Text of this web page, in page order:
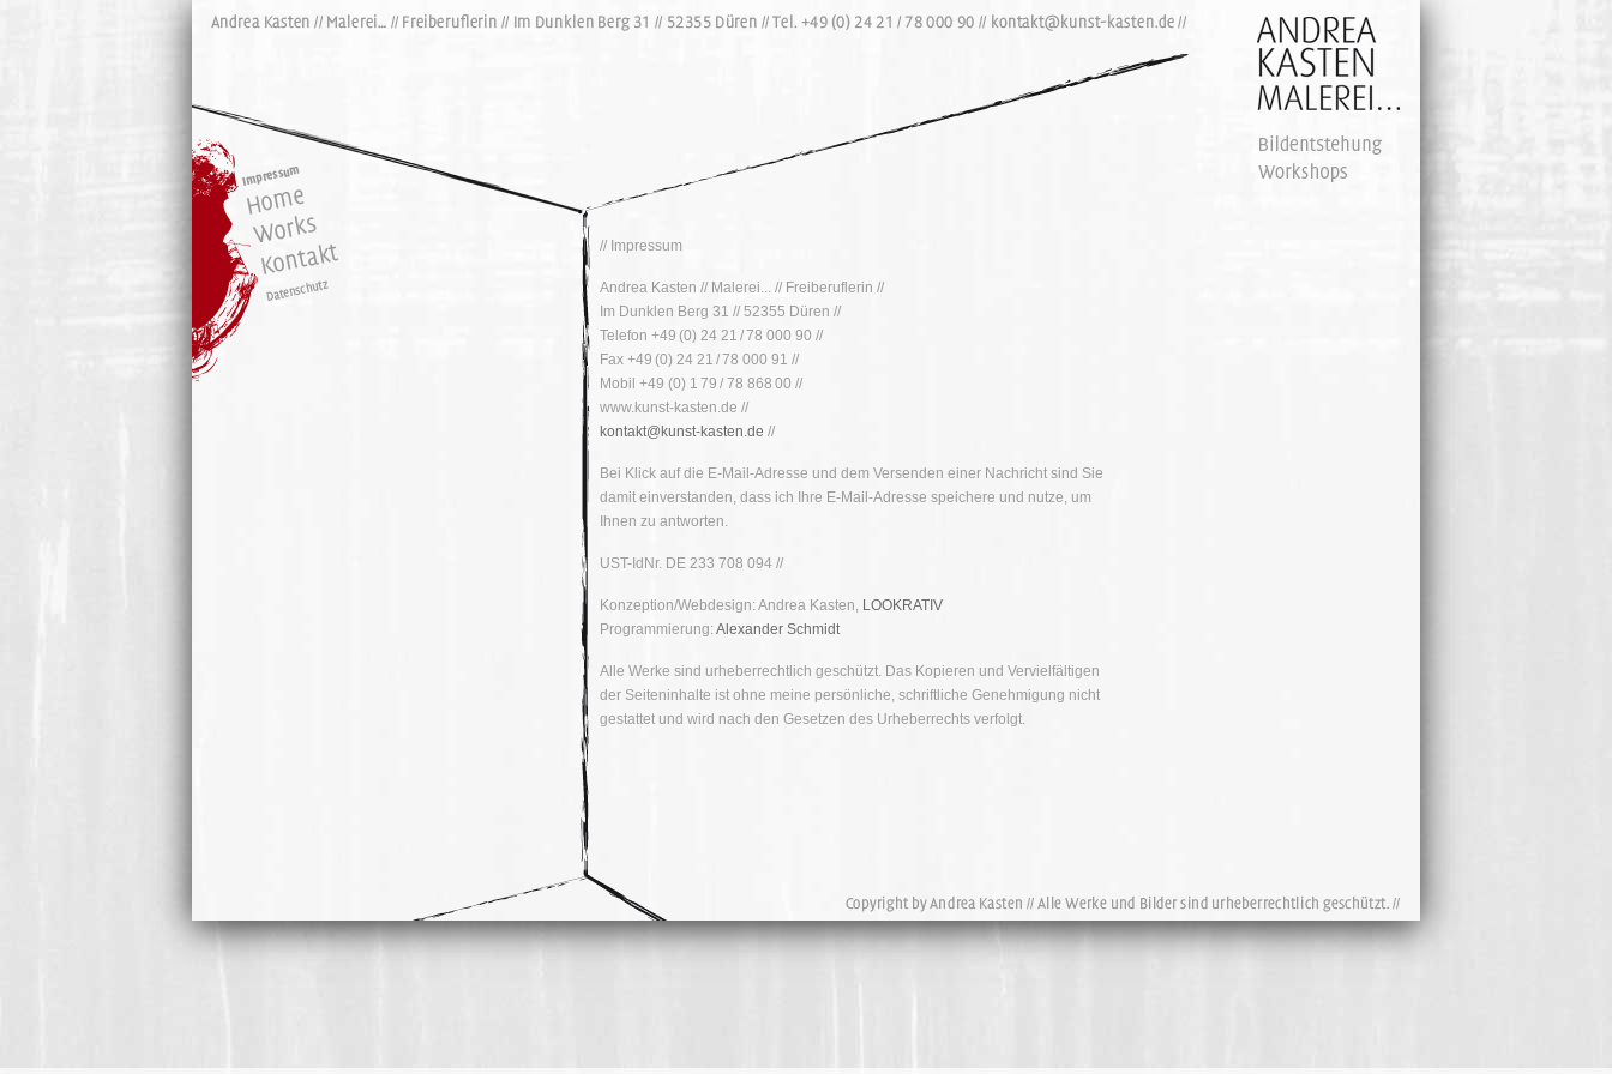
// Impressum
Andrea Kasten // Malerei... // Freiberuflerin //
Im Dunklen Berg 31 // 52355 Düren //
Telefon +49 (0) 24 21 / 78 000 90 //
Fax +49 (0) 24 21 / 78 000 91 //
Mobil +49 (0) 1 79 / 78 868 00 //
www.kunst-kasten.de //
kontakt@kunst-kasten.de //
Bei Klick auf die E-Mail-Adresse und dem Versenden einer Nachricht sind Sie
damit einverstanden, dass ich Ihre E-Mail-Adresse speichere und nutze, um
Ihnen zu antworten.
UST-IdNr. DE 233 708 094 //
Konzeption/Webdesign: Andrea Kasten, LOOKRATIV
Programmierung: Alexander Schmidt
Alle Werke sind urheberrechtlich geschützt. Das Kopieren und Vervielfältigen
der Seiteninhalte ist ohne meine persönliche, schriftliche Genehmigung nicht
gestattet und wird nach den Gesetzen des Urheberrechts verfolgt.